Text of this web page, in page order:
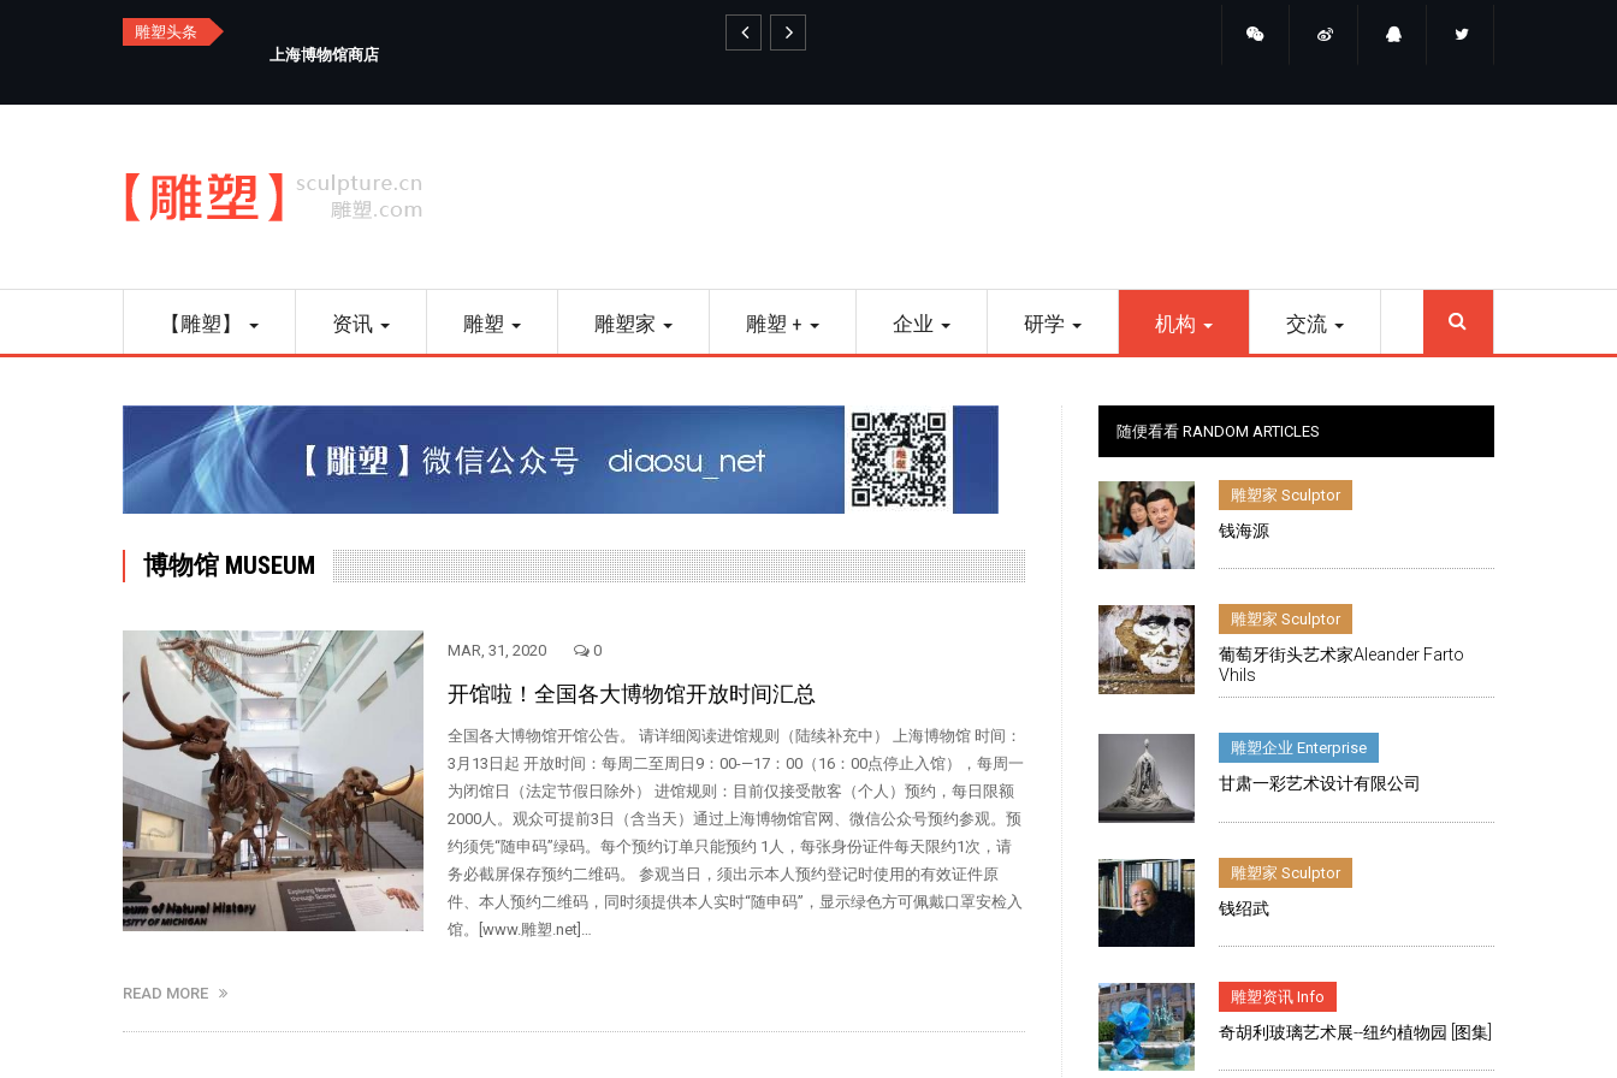
雕塑头条
上海博物馆商店
navigation
【雕塑】 资讯 雕塑 雕塑家 雕塑 + 企业 研学 机构 交流
博物馆 MUSEUM
MAR, 31, 2020 0
开馆啦！全国各大博物馆开放时间汇总
全国各大博物馆开馆公告。 请详细阅读进馆规则（陆续补充中） 上海博物馆 时间：
3月13日起 开放时间：每周二至周日9：00-—17：00（16：00点停止入馆），每周一
为闭馆日（法定节假日除外） 进馆规则：目前仅接受散客（个人）预约，每日限额
2000人。观众可提前3日（含当天）通过上海博物馆官网、微信公众号预约参观。预
约须凭“随申码”绿码。每个预约订单只能预约 1人，每张身份证件每天限约1次，请
务必截屏保存预约二维码。 参观当日，须出示本人预约登记时使用的有效证件原
件、本人预约二维码，同时须提供本人实时“随申码”，显示绿色方可佩戴口罩安检入
馆。[www.雕塑.net]…
READ MORE
随便看看 RANDOM ARTICLES
雕塑家 Sculptor
钱海源
雕塑家 Sculptor
葡萄牙街头艺术家Aleander Farto
Vhils
雕塑企业 Enterprise
甘肃一彩艺术设计有限公司
雕塑家 Sculptor
钱绍武
雕塑资讯 Info
奇胡利玻璃艺术展--纽约植物园 [图集]